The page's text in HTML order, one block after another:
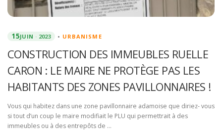
15JUIN 2023 • URBANISME
CONSTRUCTION DES IMMEUBLES RUELLE
CARON : LE MAIRE NE PROTÈGE PAS LES
HABITANTS DES ZONES PAVILLONNAIRES !
Vous qui habitez dans une zone pavillonnaire adamoise que diriez- vous
si tout d’un coup le maire modifiait le PLU qui permettrait à des
immeubles ou à des entrepôts de …